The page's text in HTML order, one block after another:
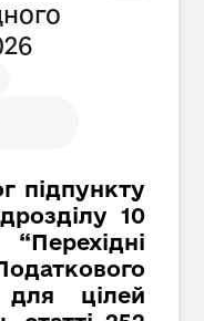
підпункту
10
для цілей